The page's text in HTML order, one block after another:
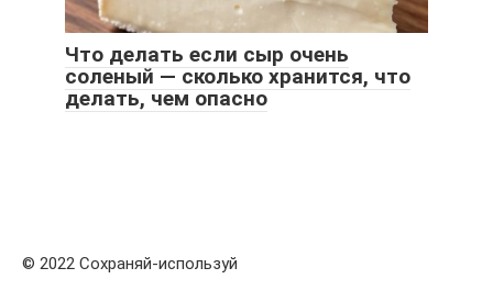
Что делать если сыр очень
соленый — сколько хранится, что
делать, чем опасно
© 2022 Сохраняй-используй